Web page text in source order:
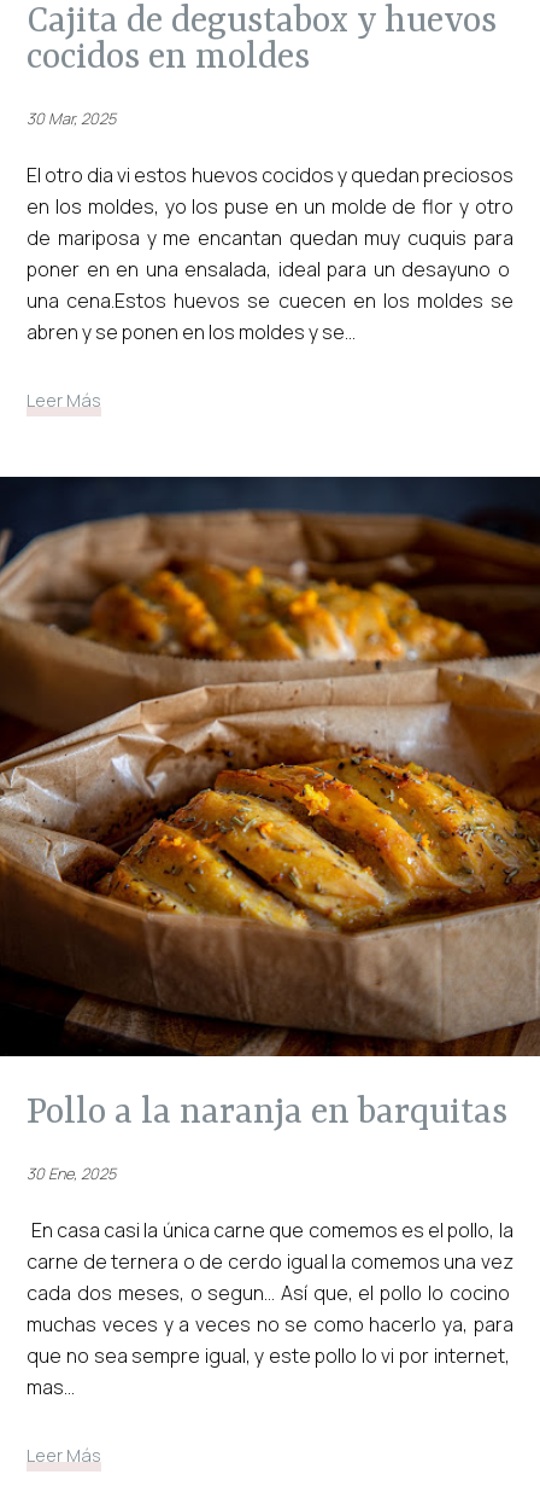
cajita de degustabox y huevos
cocidos en moldes
30 Mar, 2025
El otro dia vi estos huevos cocidos y quedan preciosos
en los moldes, yo los puse en un molde de flor y otro
de mariposa y me encantan quedan muy cuquis para
poner en en una ensalada, ideal para un desayuno o
una cena.Estos huevos se cuecen en los moldes se
abren y se ponen en los moldes y se...
Leer Más
pollo a la naranja en barquitas
30 Ene, 2025
En casa casi la única carne que comemos es el pollo, la
carne de ternera o de cerdo igual la comemos una vez
cada dos meses, o segun... Así que, el pollo lo cocino
muchas veces y a veces no se como hacerlo ya, para
que no sea sempre igual, y este pollo lo vi por internet,
mas...
Leer Más